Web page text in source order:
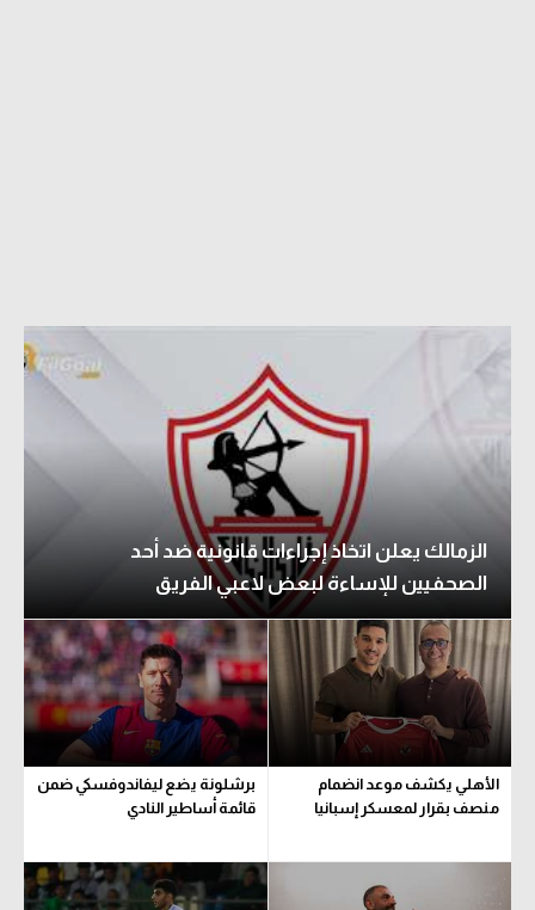
الزمالك يعلن اتخاذ إجراءات قانونية ضد أحد
الصحفيين للإساءة لبعض لاعبي الفريق
الأهلي يكشف موعد انضمام
منصف بقرار لمعسكر إسبانيا
برشلونة يضع ليفاندوفسكي ضمن
قائمة أساطير النادي